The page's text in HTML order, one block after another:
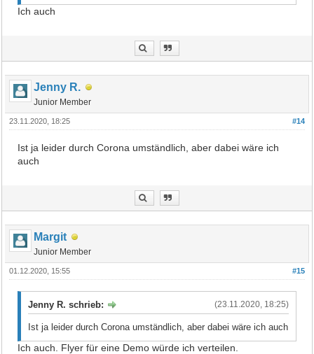
Ich auch
Jenny R.
Junior Member
#14
23.11.2020, 18:25
Ist ja leider durch Corona umständlich, aber dabei wäre ich
auch
Margit
Junior Member
#15
01.12.2020, 15:55
(23.11.2020, 18:25)
Jenny R. schrieb:
Ist ja leider durch Corona umständlich, aber dabei wäre ich auch
Ich auch. Flyer für eine Demo würde ich verteilen.